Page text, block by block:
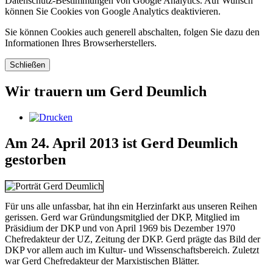
können Sie Cookies von Google Analytics deaktivieren.
Sie können Cookies auch generell abschalten, folgen Sie dazu den
Informationen Ihres Browserherstellers.
Schließen
Wir trauern um Gerd Deumlich
Am 24. April 2013 ist Gerd Deumlich
gestorben
Für uns alle unfassbar, hat ihn ein Herzinfarkt aus unseren Reihen
gerissen. Gerd war Gründungsmitglied der DKP, Mitglied im
Präsidium der DKP und von April 1969 bis Dezember 1970
Chefredakteur der UZ, Zeitung der DKP. Gerd prägte das Bild der
DKP vor allem auch im Kultur- und Wissenschafts­bereich. Zuletzt
war Gerd Chefredakteur der Marxistischen Blätter.